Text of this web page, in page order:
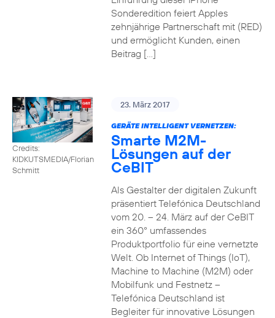
Sonderedition feiert Apples
zehnjährige Partnerschaft mit (RED)
und ermöglicht Kunden, einen
Beitrag […]
Credits:
KIDKUTSMEDIA/Florian
Schmitt
23. März 2017
GERÄTE INTELLIGENT VERNETZEN:
Smarte M2M-
Lösungen auf der
CeBIT
Als Gestalter der digitalen Zukunft
präsentiert Telefónica Deutschland
vom 20. – 24. März auf der CeBIT
ein 360° umfassendes
Produktportfolio für eine vernetzte
Welt. Ob Internet of Things (IoT),
Machine to Machine (M2M) oder
Mobilfunk und Festnetz –
Telefónica Deutschland ist
Begleiter für innovative Lösungen